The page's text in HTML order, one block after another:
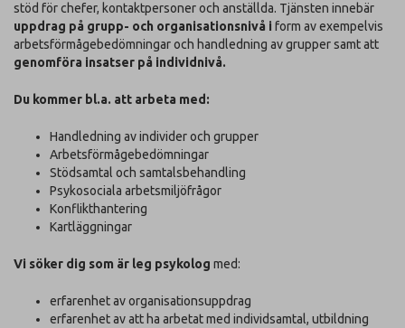
stöd för chefer, kontaktpersoner och anställda. Tjänsten innebär
uppdrag på grupp- och organisationsnivå i form av exempelvis
arbetsförmågebedömningar och handledning av grupper samt att
genomföra insatser på individnivå.
Du kommer bl.a. att arbeta med:
Handledning av individer och grupper
Arbetsförmågebedömningar
Stödsamtal och samtalsbehandling
Psykosociala arbetsmiljöfrågor
Konflikthantering
Kartläggningar
Vi söker dig som är leg psykolog med:
erfarenhet av organisationsuppdrag
erfarenhet av att ha arbetat med individsamtal, utbildning